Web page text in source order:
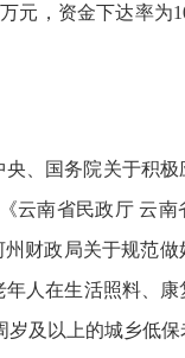
元，资金下达率为
、国务院关于积极
云南省民政厅 云南
财政局关于规范做
人在生活照料、
岁及以上的城乡低